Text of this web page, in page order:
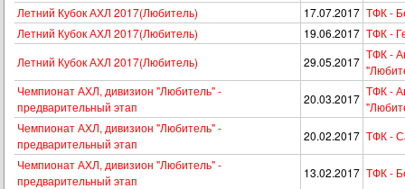
Летний Кубок АХЛ 2017(Любитель)
17.07.2017 ТФК -
Летний Кубок АХЛ 2017(Любитель)
19.06.2017 ТФК -
Летний Кубок АХЛ 2017(Любитель)
29.05.2017
ТФК -
Чемпионат АХЛ, дивизион "Любитель" -
предварительный этап
20.03.2017
ТФК -
Чемпионат АХЛ, дивизион "Любитель" -
предварительный этап
20.02.2017 ТФК -
Чемпионат АХЛ, дивизион "Любитель" -
предварительный этап
13.02.2017 ТФК -